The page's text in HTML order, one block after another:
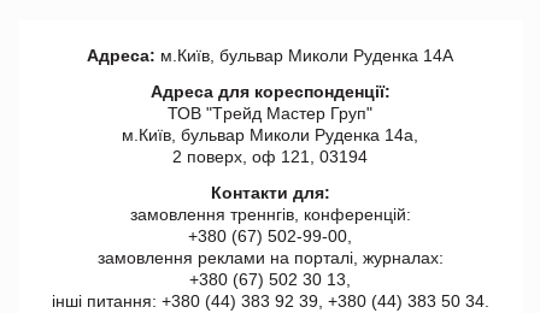
Адреса: м.Київ, бульвар Миколи Руденка 14А
Адреса для кореспонденції:
ТОВ "Tрейд Мастер Груп"
м.Київ, бульвар Миколи Руденка 14а,
2 поверх, оф 121, 03194
Контакти для:
замовлення треннгів, конференцій:
+380 (67) 502-99-00,
замовлення реклами на порталі, журналах:
+380 (67) 502 30 13,
інші питання: +380 (44) 383 92 39, +380 (44) 383 50 34.